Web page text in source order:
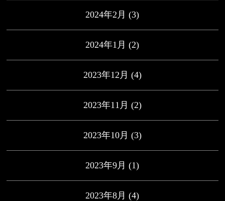
2024年2月 (3)
2024年1月 (2)
2023年12月 (4)
2023年11月 (2)
2023年10月 (3)
2023年9月 (1)
2023年8月 (4)